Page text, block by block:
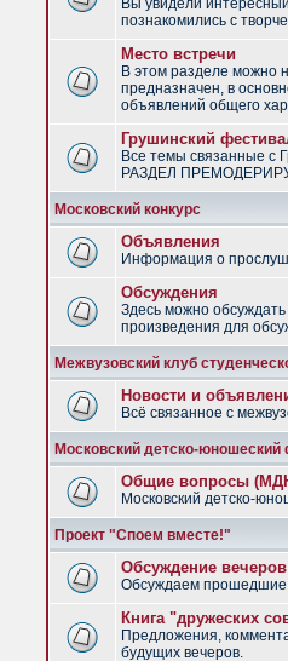
Вы увидели
познакомились с
Место встречи
В этом разделе можно
предназначен, в
объявлений общего
Грушинский
Все темы связанные с
РАЗДЕЛ
Московский конкурс
Объявления
Информация о
Обсуждения
Здесь можно
произведения для
Межвузовский клуб
Новости и
Всё связанное с
Московский детско-
Общие вопросы
Московский детско-
Проект "Споем вместе!"
Обсуждение
Обсуждаем прошедшие
Книга "дружеских
Предложения,
будущих вечеров.